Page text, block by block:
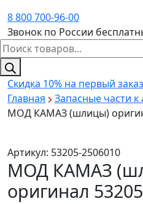
8 800 700-96-00
Звонок по России
Поиск
товаров
Скидка 10% на первый
Главная
Запасные части
МОД КАМАЗ (шлицы)
Артикул: 53205-2506010
МОД КАМАЗ
оригинал